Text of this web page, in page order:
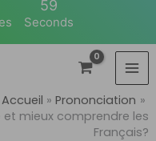
Accueil
Prononciation
mieux comprendre les
Français?
59
Seconds